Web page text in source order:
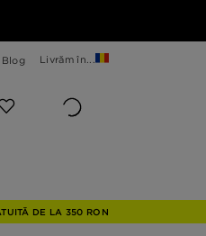
Livrăm în...
DE LA 350 RON